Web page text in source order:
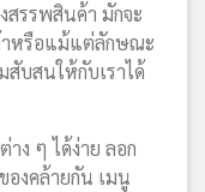
สรรพสินค้า มักจะ
าหรือแม้แต่ลักษณะ
สับสนให้กับเราได้
าง ๆ ได้ง่าย ลอก
องคล้ายกัน เมนู